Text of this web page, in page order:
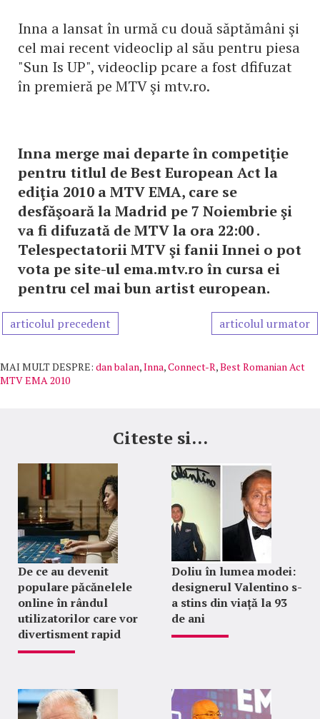
Inna a lansat în urmă cu două săptămâni şi
cel mai recent videoclip al său pentru piesa
"Sun Is UP", videoclip pcare a fost dfifuzat
în premieră pe MTV şi mtv.ro.
Inna merge mai departe în competiţie
pentru titlul de Best European Act la
ediţia 2010 a MTV EMA, care se
desfăşoară la Madrid pe 7 Noiembrie şi
va fi difuzată de MTV la ora 22:00 .
Telespectatorii MTV şi fanii Innei o pot
vota pe site-ul ema.mtv.ro în cursa ei
pentru cel mai bun artist european.
articolul precedent articolul urmator
MAI MULT DESPRE: dan balan,Inna,Connect-R,Best Romanian Act
MTV EMA 2010
Citeste si...
De ce au devenit
populare păcănelele
online în rândul
utilizatorilor care vor
divertisment rapid
Doliu în lumea modei:
designerul Valentino s-
a stins din viață la 93
de ani